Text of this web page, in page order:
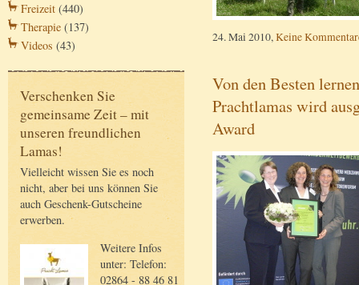
Freizeit (440)
Therapie (137)
Videos (43)
Verschenken Sie
gemeinsame Zeit – mit
unseren freundlichen
Lamas!
Vielleicht wissen Sie es noch
nicht, aber bei uns können Sie
auch Geschenk-Gutscheine
erwerben.
Weitere Infos
unter: Telefon:
02864 - 88 46 81
24. Mai 2010,Keine
Von den Besten
Prachtlamas wird
Award